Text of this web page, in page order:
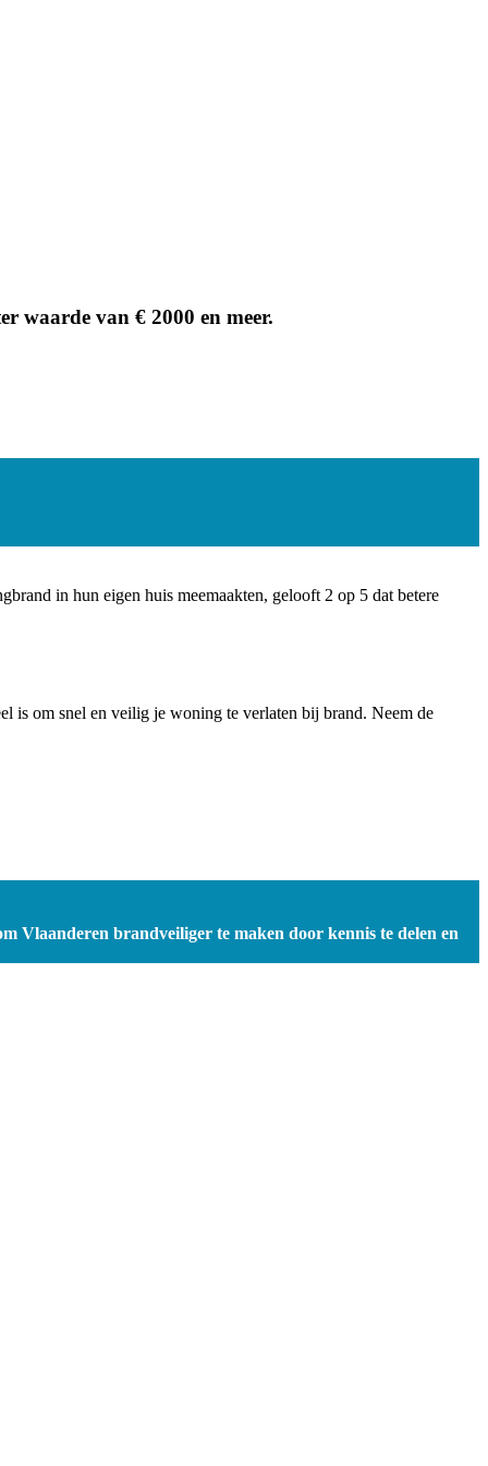
waarde van € 2000 en meer.
in hun eigen huis meemaakten, gelooft 2 op 5 dat betere
is om snel en veilig je woning te verlaten bij brand. Neem de
Vlaanderen brandveiliger te maken door kennis te delen en